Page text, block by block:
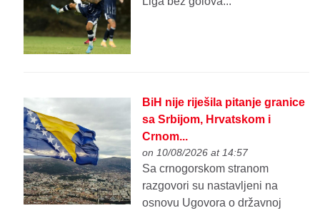
BiH nije riješila pitanje granice
sa Srbijom, Hrvatskom i
Crnom...
on 10/08/2026 at 14:57
Sa crnogorskom stranom
razgovori su nastavljeni na
osnovu Ugovora o državnoj